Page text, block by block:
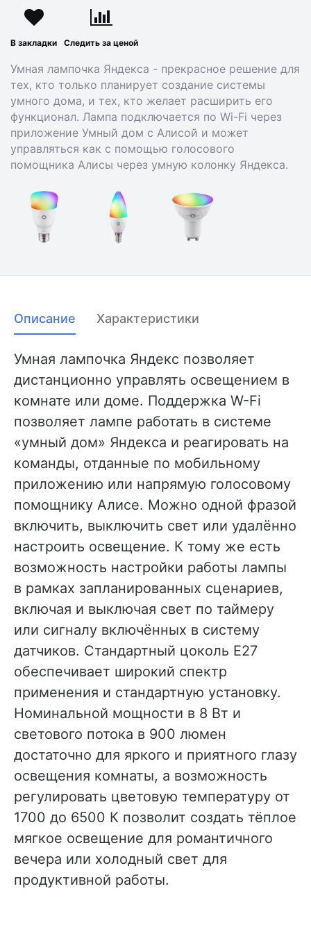
В закладки Следить за ценой
Умная лампочка Яндекса - прекрасное решение для
тех, кто только планирует создание системы
умного дома, и тех, кто желает расширить его
функционал. Лампа подключается по Wi-Fi через
приложение Умный дом с Алисой и может
управляться как с помощью голосового
помощника Алисы через умную колонку Яндекса.
Описание Характеристики
Умная лампочка Яндекс позволяет
дистанционно управлять освещением в
комнате или доме. Поддержка W-Fi
позволяет лампе работать в системе
«умный дом» Яндекса и реагировать на
команды, отданные по мобильному
приложению или напрямую голосовому
помощнику Алисе. Можно одной фразой
включить, выключить свет или удалённо
настроить освещение. К тому же есть
возможность настройки работы лампы
в рамках запланированных сценариев,
включая и выключая свет по таймеру
или сигналу включённых в систему
датчиков. Стандартный цоколь Е27
обеспечивает широкий спектр
применения и стандартную установку.
Номинальной мощности в 8 Вт и
светового потока в 900 люмен
достаточно для яркого и приятного глазу
освещения комнаты, а возможность
регулировать цветовую температуру от
1700 до 6500 К позволит создать тёплое
мягкое освещение для романтичного
вечера или холодный свет для
продуктивной работы.